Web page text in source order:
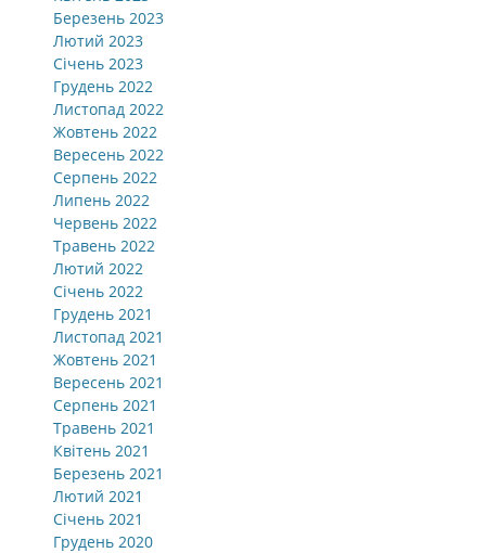
Березень 2023
Лютий 2023
Січень 2023
Грудень 2022
Листопад 2022
Жовтень 2022
Вересень 2022
Серпень 2022
Липень 2022
Червень 2022
Травень 2022
Лютий 2022
Січень 2022
Грудень 2021
Листопад 2021
Жовтень 2021
Вересень 2021
Серпень 2021
Травень 2021
Квітень 2021
Березень 2021
Лютий 2021
Січень 2021
Грудень 2020